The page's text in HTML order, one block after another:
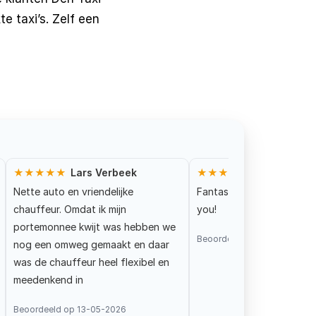
taxi’s. Zelf een
★★★★★ Lars Verbeek
Nette auto en vriendelijke
chauffeur. Omdat ik mijn
portemonnee kwijt was hebben we
nog een omweg gemaakt en daar
was de chauffeur heel flexibel en
meedenkend in
Beoordeeld op 13-05-2026
★★★★★
Fantastic service by
you!
Beoordeeld op 30-04-2026